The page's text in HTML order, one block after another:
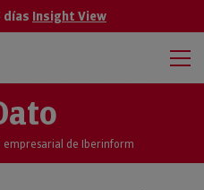
días Insight View
empresarial de Iberinform